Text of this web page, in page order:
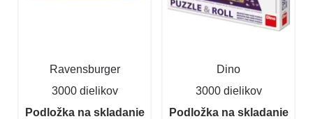
Ravensburger
3000 dielikov
Podložka na skladanie
Dino
3000 dielikov
Podložka na skladanie